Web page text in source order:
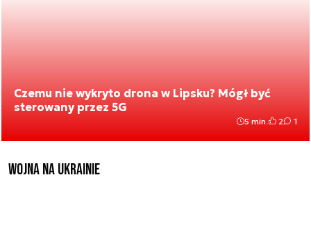
Czemu nie wykryto drona w Lipsku? Mógł być
sterowany przez 5G
5 min. 2 1
Wojna na Ukrainie